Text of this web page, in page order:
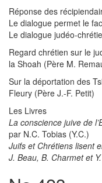
Réponse des
Le dialogue permet le
Le dialogue judéo-
Regard chrétien sur le
la Shoah (Père M.
Sur la déportation des
Fleury (Père J.-F. Petit)
Les Livres
La conscience juive de
par N.C. Tobias (Y.C.)
Juifs et Chrétiens lisent
J. Beau, B. Charmet et